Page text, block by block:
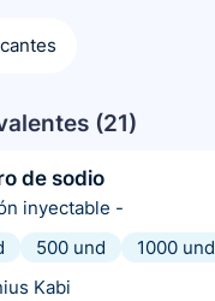
(21)
de sodio
inyectable -
500 und 1000 und
Kabi